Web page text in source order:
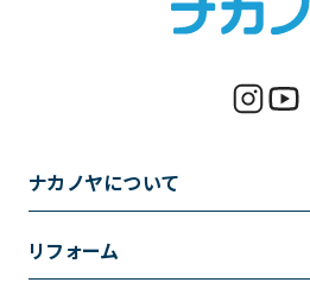
ナカノヤについて
リフォーム